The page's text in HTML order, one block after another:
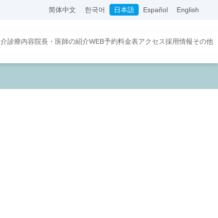
简体中文 한국어 日本語 Español English
診療内容院長・医師の紹介WEB予約料金表アクセス採用情報その他